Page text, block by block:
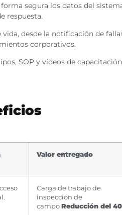
segura los datos del
respuesta.
desde la notificación de
corporativos.
SOP y vídeos de
Valor entregado
Carga de trabajo de
inspección de
campo Reducción del